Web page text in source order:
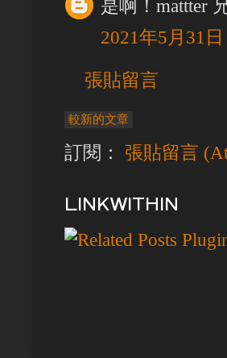
是啊！mattter
2021年5月31
張貼留言
較新的文章
訂閱： 張貼留言
LINKWITHIN